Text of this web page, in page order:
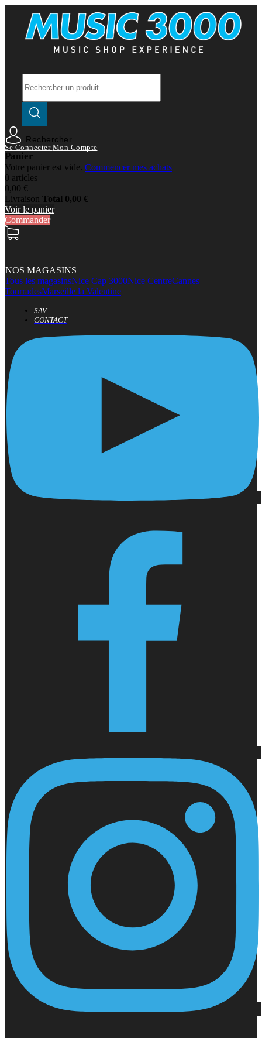
Rechercher
Se Connecter Mon Compte
Panier
Votre panier est vide. Commencer mes achats
0 articles
0,00 €
Livraison Total 0,00 €
Voir le panier
Commander
NOS MAGASINS
Tous les magasinsNice Cap 3000Nice CentreCannes
TourradesMarseille la Valentine
SAV
CONTACT